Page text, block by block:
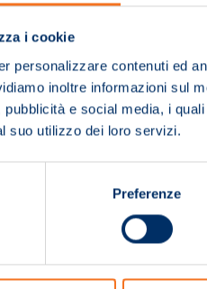
i cookie
personalizzare contenuti ed
inoltre informazioni sul
pubblicità e social media, i
suo utilizzo dei loro servizi.
Preferenze
e Registro Imprese Pistoia